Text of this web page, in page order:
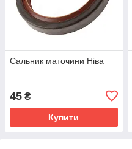
Сальник маточини Ніва
45 ₴
Купити